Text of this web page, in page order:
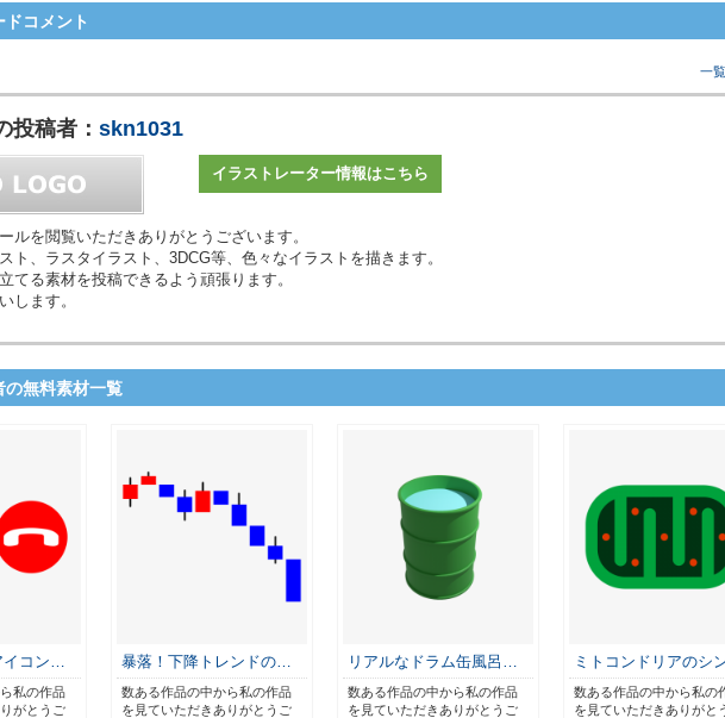
ドコメント
一
投稿者： skn1031
イラストレーター情報はこちら
ルを閲覧いただきありがとうございます。
ト、ラスタイラスト、3DCG等、色々なイラストを描きます。
てる素材を投稿できるよう頑張ります。
します。
の無料素材一覧
イコン…
私の作品
がとうご
暴落！下降トレンドの…
数ある作品の中から私の作品
を見ていただきありがとうご
リアルなドラム缶風呂…
数ある作品の中から私の作品
を見ていただきありがとうご
ミトコンドリアのシ
数ある作品の中から私の
を見ていただきありがと